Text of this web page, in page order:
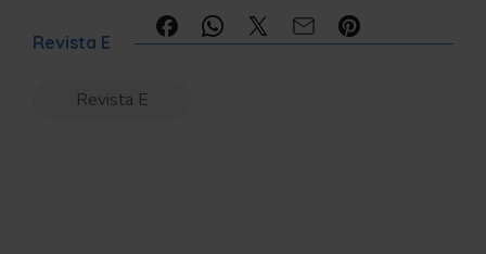
Revista E
Revista E